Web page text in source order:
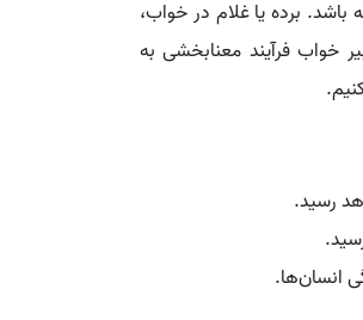
برده یا غلام در خواب،
خواب فرآیند معنا‌بخشی به
رسید.
انسان‌ها.